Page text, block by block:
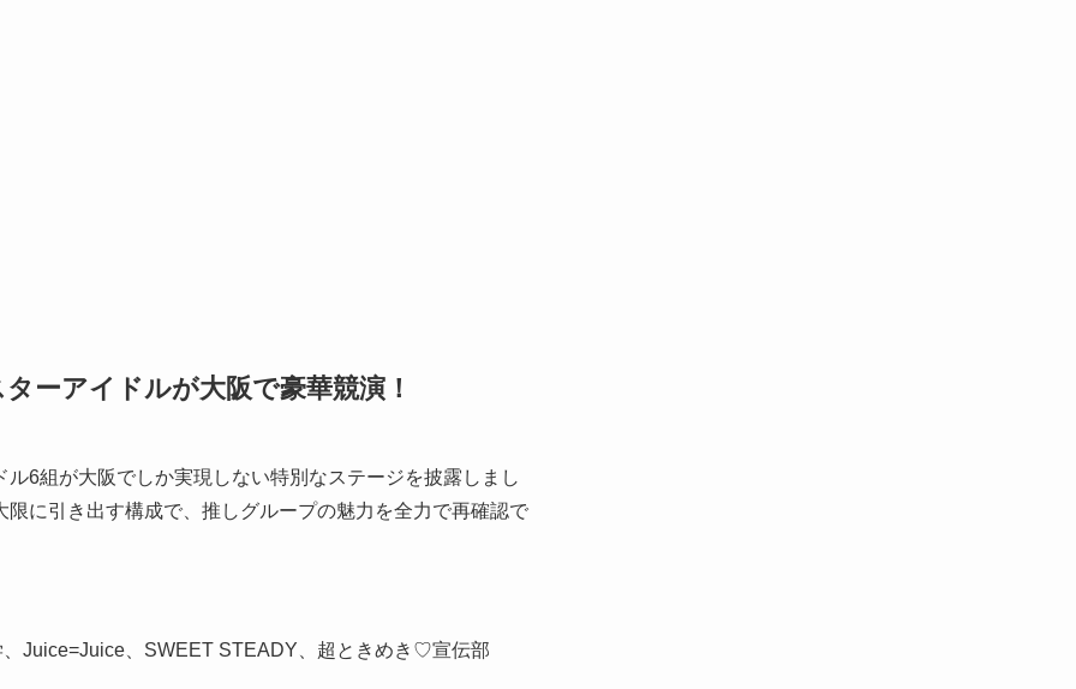
ーアイドルが大阪で豪華競演！
6組が大阪でしか実現しない特別なステージを披露しまし
に引き出す構成で、推しグループの魅力を全力で再確認で
Juice=Juice、SWEET STEADY、超ときめき♡宣伝部